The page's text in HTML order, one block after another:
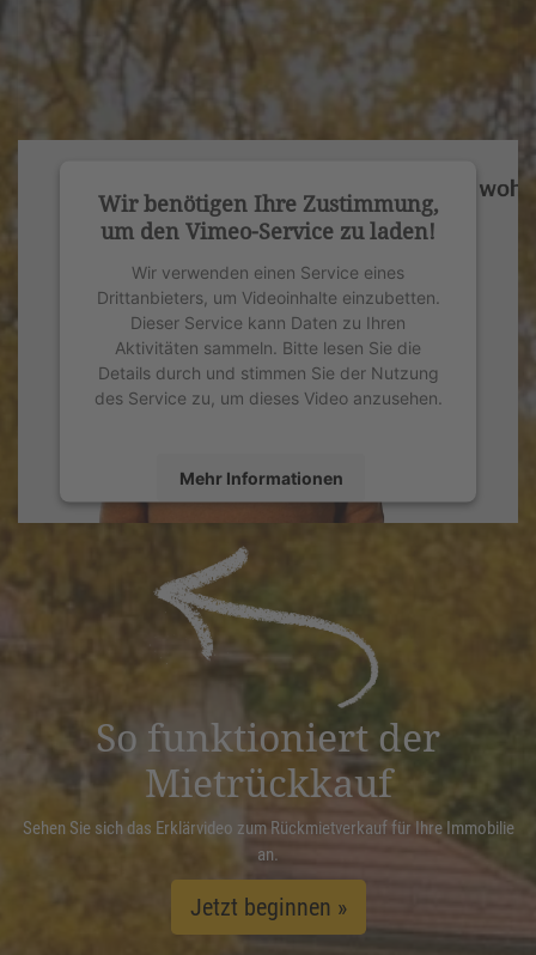
Wir benötigen Ihre Zustimmung,
um den Vimeo-Service zu laden!
Wir verwenden einen Service eines
Drittanbieters, um Videoinhalte einzubetten.
Dieser Service kann Daten zu Ihren
Aktivitäten sammeln. Bitte lesen Sie die
Details durch und stimmen Sie der Nutzung
des Service zu, um dieses Video anzusehen.
Mehr Informationen
powered by
Management Platform
So funktioniert der
Mietrückkauf
Sehen Sie sich das Erklärvideo zum Rückmietverkauf für Ihre Immobilie
an.
Jetzt beginnen »